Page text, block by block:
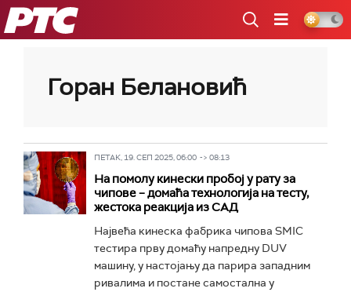
РТС
Горан Белановић
ПЕТАК, 19. СЕП 2025, 06:00 -> 08:13
На помолу кинески пробој у рату за
чипове – домаћа технологија на тесту,
жестока реакција из САД
Највећа кинеска фабрика чипова SMIC
тестира прву домаћу напредну DUV
машину, у настојању да парира западним
ривалима и постане самостална у